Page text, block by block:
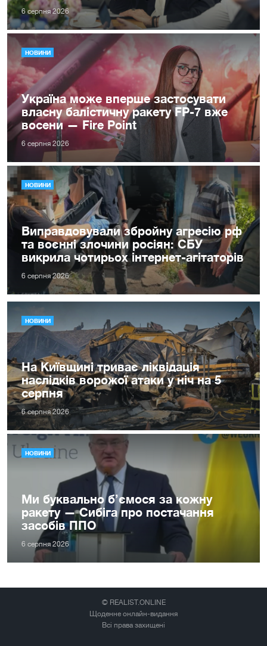
6 серпня 2026
НОВИНИ
Україна може вперше застосувати
власну балістичну ракету FP-7 вже
восени — Fire Point
6 серпня 2026
НОВИНИ
Виправдовували збройну агресію рф
та воєнні злочини росіян: СБУ
викрила чотирьох інтернет-агітаторів
6 серпня 2026
НОВИНИ
На Київщині триває ліквідація
наслідків ворожої атаки у ніч на 5
серпня
6 серпня 2026
НОВИНИ
Ми буквально б’ємося за кожну
ракету — Сибіга про постачання
засобів ППО
6 серпня 2026
© REALIST.ONLINE
Щоденне онлайн-видання
Всі права захищені